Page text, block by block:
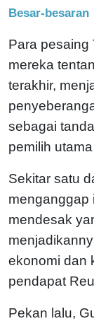
Besar-besaran
Para pesaing
mereka
terakhir,
sebagai
pemilih
Sekitar satu
menganggap
mendesak
ekonomi dan
pendapat
Pekan lalu,